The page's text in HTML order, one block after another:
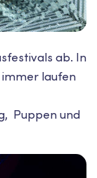
ab. In
laufen
Puppen und